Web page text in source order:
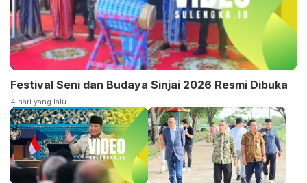
Festival Seni dan Budaya Sinjai 2026 Resmi Dibuka
4 hari yang lalu